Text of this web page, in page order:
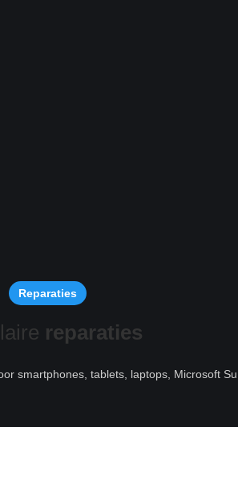
Reparaties
reparaties
smartphones, tablets, laptops, Microsoft